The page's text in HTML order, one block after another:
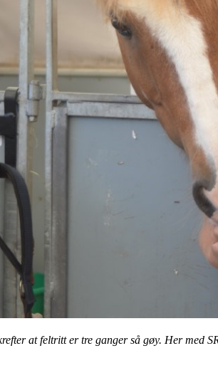
at feltritt er tre ganger så gøy. Her med